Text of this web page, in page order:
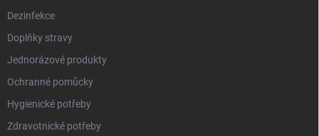
Dezinfekce
Doplňky stravy
Jednorázové produkty
Ochranné pomůcky
Hygienické potřeby
Zdravotnické potřeby